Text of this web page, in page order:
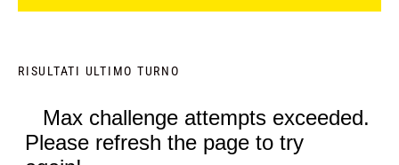
RISULTATI ULTIMO TURNO